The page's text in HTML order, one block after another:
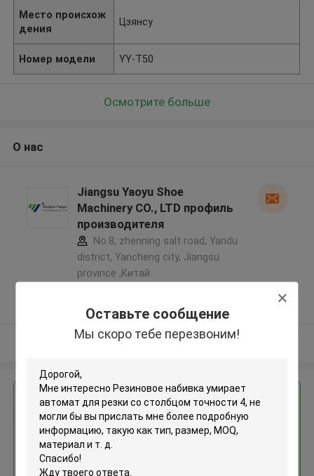
Оставьте сообщение
Мы скоро тебе перезвоним!
Место происхож
дения
Цзянсу
Номер модели YY-T50
Осмотрите больше
О нас
Jiangsu Yaoyu Shoe
Machinery CO., LTD профиль
производителя
No.8, zhenning salt road, Yandu
district, Yancheng city, Jiangsu
province ,Китай
Подтверженный
поставщик
Осмотрите больше
Получить лучшую цену для
Резиновое набивка умирает
столбцом точности 4